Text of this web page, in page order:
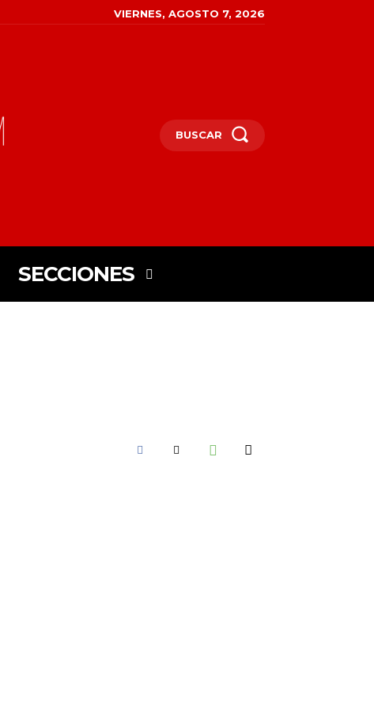
VIERNES, AGOSTO 7, 2026
BUSCAR
SECCIONES